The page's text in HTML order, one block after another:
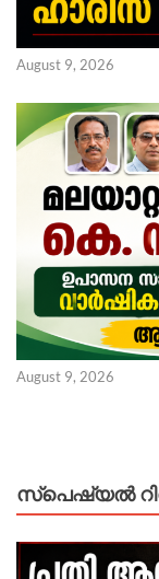
August 9, 2026
August 9, 2026
സ്പെഷ്യൽ